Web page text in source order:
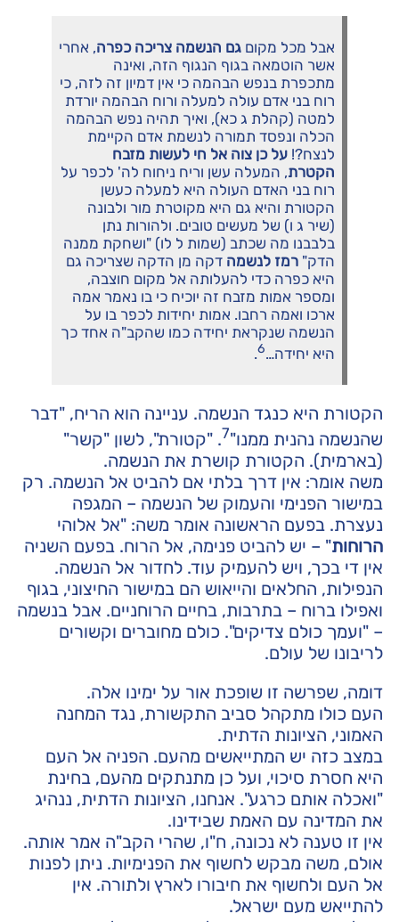
אבל מכל מקום גם הנשמה צריכה כפרה, אחרי
אשר הוטמאה בגוף הנגוף הזה, ואינה
מתכפרת בנפש הבהמה כי אין דמיון זה לזה, כי
רוח בני אדם עולה למעלה ורוח הבהמה יורדת
למטה (קהלת ג כא), ואיך תהיה נפש הבהמה
הכלה ונפסד תמורה לנשמת אדם הקיימת
לנצח?! על כן צוה אל חי לעשות מזבח
הקטרת, המעלה עשן וריח ניחוח לה' לכפר על
רוח בני האדם העולה היא למעלה כעשן
הקטורת והיא גם היא מקוטרת מור ולבונה
(שיר ג ו) של מעשים טובים. ולהורות נתן
בלבבנו מה שכתב (שמות ל לו) "ושחקת ממנה
הדק" רמז לנשמה דקה מן הדקה שצריכה גם
היא כפרה כדי להעלותה אל מקום חוצבה,
ומספר אמות מזבח זה יוכיח כי בו נאמר אמה
ארכו ואמה רחבו. אמות יחידות לכפר בו על
הנשמה שנקראת יחידה כמו שהקב"ה אחד כך
היא יחידה…6
.
הקטורת היא כנגד הנשמה. עניינה הוא הריח, "דבר
שהנשמה נהנית ממנו"7. "קטורת", לשון "קשר"
(בארמית). הקטורת קושרת את הנשמה.
משה אומר: אין דרך בלתי אם להביט אל הנשמה. רק
במישור הפנימי והעמוק של הנשמה – המגפה
נעצרת. בפעם הראשונה אומר משה: "אל אלוהי
הרוחות" – יש להביט פנימה, אל הרוח. בפעם השניה
אין די בכך, ויש להעמיק עוד. לחדור אל הנשמה.
הנפילות, החלאים והייאוש הם במישור החיצוני, בגוף
ואפילו ברוח – בתרבות, בחיים הרוחניים. אבל בנשמה
– "ועמך כולם צדיקים". כולם מחוברים וקשורים
לריבונו של עולם.
דומה, שפרשה זו שופכת אור על ימינו אלה.
העם כולו מתקהל סביב התקשורת, נגד המחנה
האמוני, הציונות הדתית.
במצב כזה יש המתייאשים מהעם. הפניה אל העם
היא חסרת סיכוי, ועל כן מתנתקים מהעם, בחינת
"ואכלה אותם כרגע". אנחנו, הציונות הדתית, ננהיג
את המדינה עם האמת שבידינו.
אין זו טענה לא נכונה, ח"ו, שהרי הקב"ה אמר אותה.
אולם, משה מבקש לחשוף את הפנימיות. ניתן לפנות
אל העם ולחשוף את חיבורו לארץ ולתורה. אין
להתייאש מעם ישראל.